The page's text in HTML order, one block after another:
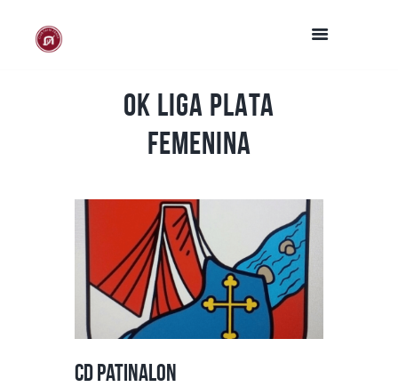
OK LIGA PLATA
FEMENINA
CD Patinalon